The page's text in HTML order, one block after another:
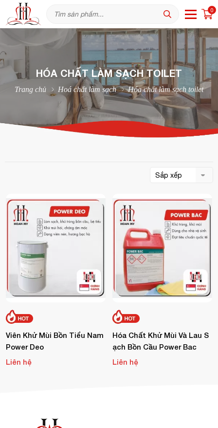
0
HÓA CHẤT LÀM SẠCH TOILET
Trang chủ Hoá chất làm sạch Hóa chất làm sạch toilet
Viên Khử Mùi Bồn Tiểu Nam
Power Deo
Liên hệ
Hóa Chất Khử Mùi Và Lau S
Ạch Bồn Cầu Power Bac
Liên hệ